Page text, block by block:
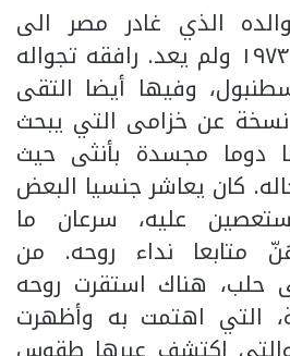
الذي غادر مصر الى
فلسطين ايام حرب ١٩٧٣ ولم يعد. رافقه تجواله
وفيها أيضا التقى
عن خزامى التي يبحث
دوما مجسدة بأنثى حيث
كان يعاشر جنسيا البعض
عليه، سرعان ما
متابعا نداء روحه. من
حلب، هناك استقرت روحه
التي اهتمت به وأظهرت